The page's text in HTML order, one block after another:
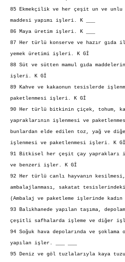
85 Ekmekçilik ve her çeşit un ve unlu
maddesi yapımı işleri. K ___
86 Maya üretim işleri. K ___
87 Her türlü konserve ve hazır gıda
yemek üretimi işleri. K Gİ
88 Süt ve sütten mamul gıda
işleri. K Gİ
89 Kahve ve kakaonun tesislerde
paketlenmesi işleri. K Gİ
90 Her türlü bitkinin çiçek, tohum,
yapraklarının işlenmesi ve
bunlardan elde edilen toz, yağ ve
işlenmesi ve paketlenmesi işleri. K Gİ
91 Bitkisel her çeşit çay yaprakları
ve benzeri işler. K Gİ
92 Her türlü canlı hayvanın
ambalajlanması, sakatat
(Ambalaj ve paketleme işlerinde
93 Balıkhanede yapılan taşıma,
çeşitli safhalarda işleme ve diğer
94 Soğuk hava depolarında ve şoklama
yapılan işler. ___ ___
95 Deniz ve göl tuzlalarıyla kaya